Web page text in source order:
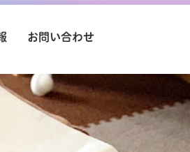
お問い合わせ